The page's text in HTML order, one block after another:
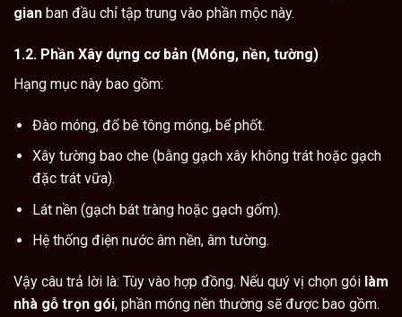
gian ban đầu chỉ tập trung vào phần mộc này.
1.2. Phần Xây dựng cơ bản (Móng, nền, tường)
Hạng mục này bao gồm:
Đào móng, đổ bê tông móng, bể phốt.
Xây tường bao che (bằng gạch xây không trát hoặc gạch
đặc trát vữa).
Lát nền (gạch bát tràng hoặc gạch gốm).
Hệ thống điện nước âm nền, âm tường.
Vậy câu trả lời là: Tùy vào hợp đồng. Nếu quý vị chọn gói làm
nhà gỗ trọn gói, phần móng nền thường sẽ được bao gồm.